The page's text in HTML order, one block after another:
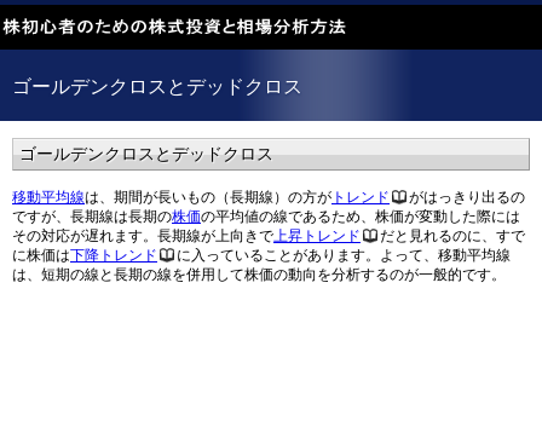
ゴールデンクロスとデッドクロス
ゴールデンクロスとデッドクロス
移動平均線は、期間が長いもの（長期線）の方が トレンド
がはっきり出るの
ですが、長期線は長期の株価の平均値の線であるため、株価が変動した際には
その対応が遅れます。長期線が上向きで上昇トレンド
だと見れるのに、すで
に株価は下降トレンド
に入っていることがあります。よって、移動平均線
は、短期の線と長期の線を併用して株価の動向を分析するのが一般的です。